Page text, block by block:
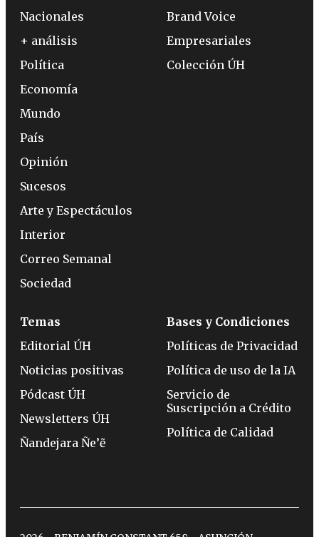
Nacionales
+ análisis
Política
Economía
Mundo
País
Opinión
Sucesos
Arte y Espectáculos
Interior
Correo Semanal
Sociedad
Brand Voice
Empresariales
Colección ÚH
Temas
Editorial ÚH
Noticias positivas
Pódcast ÚH
Newsletters ÚH
Ñandejara Ñe’ẽ
Bases y Condiciones
Políticas de Privacidad
Política de uso de la IA
Servicio de
Suscripción a Crédito
Política de Calidad